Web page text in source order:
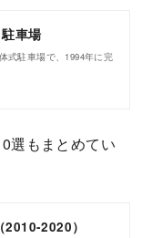
車場
式駐車場で、1994年に完
選もまとめてい
2020）